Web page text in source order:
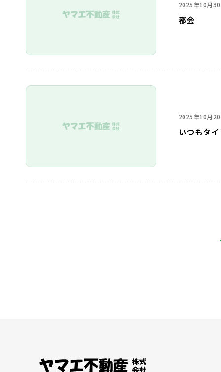
2025年10月30
都会
2025年10月20
いつもタ